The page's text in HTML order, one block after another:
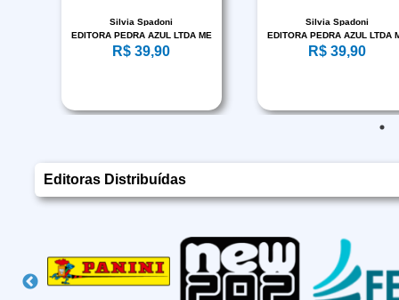
Silvia Spadoni
EDITORA PEDRA AZUL LTDA ME
R$ 39,90
Silvia Spadoni
EDITORA PEDRA AZUL LTDA
R$ 39,90
Editoras Distribuídas